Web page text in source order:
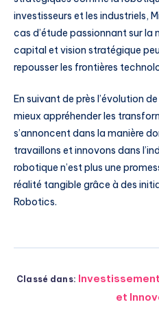
investisseurs et les industriels,
cas d’étude passionnant sur la
capital et vision stratégique
repousser les frontières
En suivant de près l’évolution
mieux appréhender les
s’annoncent dans la manière
travaillons et innovons dans
robotique n’est plus une
réalité tangible grâce à des
Robotics.
Classé dans:
et